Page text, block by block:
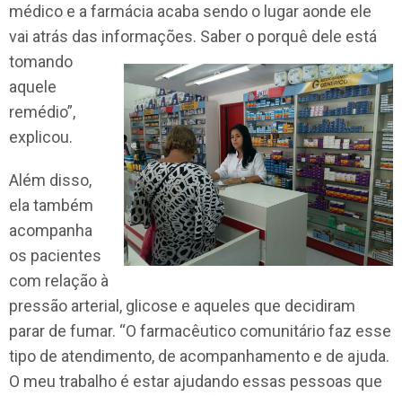
médico e a farmácia acaba sendo o lugar aonde ele
vai atrás das informações. Saber o porquê dele está
tomando
aquele
remédio”,
explicou.
Além disso,
ela também
acompanha
os pacientes
com relação à
pressão arterial, glicose e aqueles que decidiram
parar de fumar. “O farmacêutico comunitário faz esse
tipo de atendimento, de acompanhamento e de ajuda.
O meu trabalho é estar ajudando essas pessoas que